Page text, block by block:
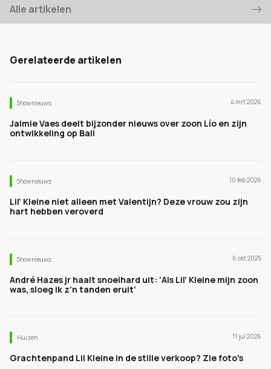
Alle artikelen
Gerelateerde artikelen
Shownieuws 4 mrt 2026
Jaimie Vaes deelt bijzonder nieuws over zoon Lío en zijn
ontwikkeling op Bali
Shownieuws 10 feb 2026
Lil’ Kleine niet alleen met Valentijn? Deze vrouw zou zijn
hart hebben veroverd
Shownieuws 6 okt 2025
André Hazes jr haalt snoeihard uit: ‘Als Lil’ Kleine mijn zoon
was, sloeg ik z’n tanden eruit’
Huizen 11 jul 2026
Grachtenpand Lil Kleine in de stille verkoop? Zie foto's